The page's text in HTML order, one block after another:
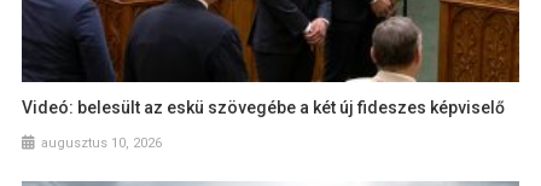
Videó: belesült az eskü szövegébe a két új fideszes képviselő
augusztus 10, 2026